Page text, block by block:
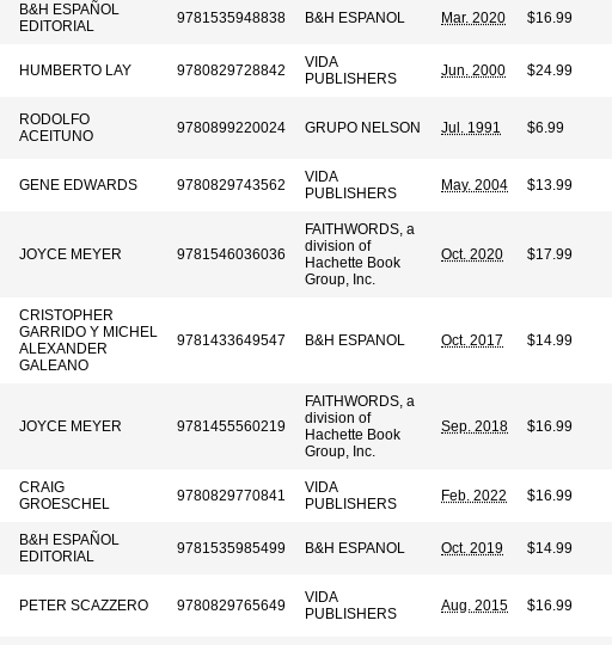
B&H ESPAÑOL
EDITORIAL
9781535948838 B&H ESPANOL Mar. 2020 $16.99
HUMBERTO LAY 9780829728842
VIDA
PUBLISHERS
Jun. 2000 $24.99
RODOLFO
ACEITUNO
9780899220024 GRUPO NELSON Jul. 1991 $6.99
GENE EDWARDS 9780829743562
VIDA
PUBLISHERS
May. 2004 $13.99
JOYCE MEYER 9781546036036
FAITHWORDS, a
division of
Hachette Book
Group, Inc.
Oct. 2020 $17.99
CRISTOPHER
GARRIDO Y MICHEL
ALEXANDER
GALEANO
9781433649547 B&H ESPANOL Oct. 2017 $14.99
JOYCE MEYER 9781455560219
FAITHWORDS, a
division of
Hachette Book
Group, Inc.
Sep. 2018 $16.99
CRAIG
GROESCHEL
9780829770841
VIDA
PUBLISHERS
Feb. 2022 $16.99
B&H ESPAÑOL
EDITORIAL
9781535985499 B&H ESPANOL Oct. 2019 $14.99
PETER SCAZZERO 9780829765649
VIDA
PUBLISHERS
Aug. 2015 $16.99